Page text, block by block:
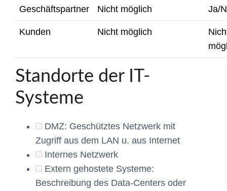
Geschäftspartner Nicht möglich Ja/
Kunden Nicht möglich
Standorte der IT-
Systeme
DMZ: Geschütztes Netzwerk mit
Zugriff aus dem LAN u. aus Internet
Internes Netzwerk
Extern gehostete Systeme:
Beschreibung des Data-Centers oder